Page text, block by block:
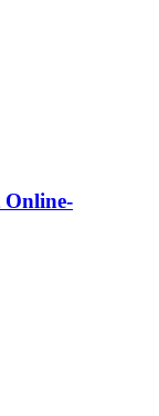
Online-